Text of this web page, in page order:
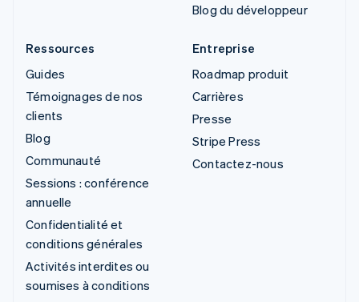
Blog du développeur
Ressources
Guides
Témoignages de nos
clients
Blog
Communauté
Sessions : conférence
annuelle
Confidentialité et
conditions générales
Activités interdites ou
soumises à conditions
Entreprise
Roadmap produit
Carrières
Presse
Stripe Press
Contactez-nous